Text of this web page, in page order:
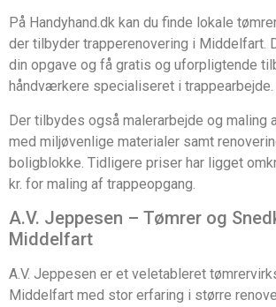
På Handyhand.dk kan du finde lokale
der tilbyder trapperenovering i Middelfart.
din opgave og få gratis og uforpligtende
håndværkere specialiseret i trappearbejde.
Der tilbydes også malerarbejde og maling
med miljøvenlige materialer samt
boligblokke. Tidligere priser har ligget
kr. for maling af trappeopgang.
A.V. Jeppesen – Tømrer og
Middelfart
A.V. Jeppesen er et veletableret
Middelfart med stor erfaring i større